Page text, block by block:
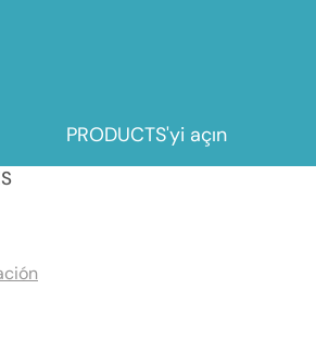
PRODUCTS'yi açın